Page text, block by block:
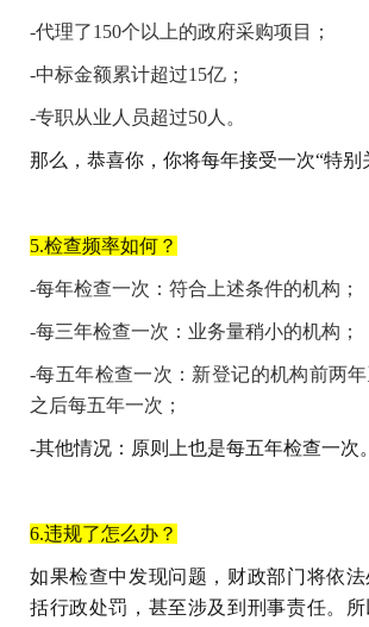
-代理了150个以上的政府采购项目；
-中标金额累计超过15亿；
-专职从业人员超过50 人。
那么，恭喜你，你将每年接受一次“特别
5.检查频率如何？
-每年检查一次：符合上述条件的机构；
-每三年检查一次：业务量稍小的机构；
-每五年检查一次：新登记的机构前两年
之后每五年一次；
-其他情况：原则上也是每五年检查一次。
6.违规了怎么办？
如果检查中发现问题，财政部门将依
括行政处罚，甚至涉及到刑事责任。